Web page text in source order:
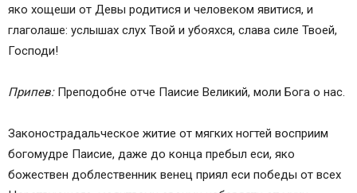
яко хощеши от Девы родитися и человеком явитися, и
глаголаше: услышах слух Твой и убояхся, слава силе Твоей,
Господи!
Припев:Преподобне отче Паисие Великий, моли Бога о нас.
Законострадальческое житие от мягких ногтей восприим
богомудре Паисие, даже до конца пребыл еси, яко
божествен доблественник венец приял еси победы от всех